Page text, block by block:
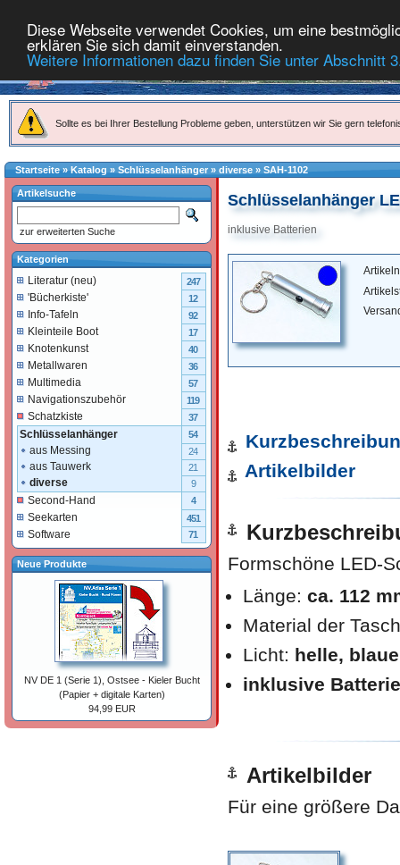
Diese Webseite verwendet Cookies, um eine
erklären Sie sich damit einverstanden.
Weitere Informationen dazu finden Sie unter Abschnitt
Sollte es bei Ihrer Bestellung Probleme geben, unterstützen wir Sie gern
Startseite»Katalog » Schlüsselanhänger » diverse » SAH-1102
Schlüsselanhänger
inklusive Batterien
Artikelbilder
Formschöne LED-
Länge: ca. 112
Material der
Licht: helle,
inklusive
Artikelbilder
Für eine größere
Artikelsuche
zur erweiterten Suche
Kategorien
Literatur (neu) 247
'Bücherkiste' 12
Info-Tafeln 92
Kleinteile Boot 17
Knotenkunst 40
Metallwaren 36
Multimedia 57
Navigationszubehör 119
Schatzkiste 37
Schlüsselanhänger 54
aus Messing 24
aus Tauwerk 21
diverse 9
Second-Hand 4
Seekarten 451
Software 71
Neue Produkte
NV DE 1 (Serie 1), Ostsee - Kieler Bucht
(Papier + digitale Karten)
94,99 EUR